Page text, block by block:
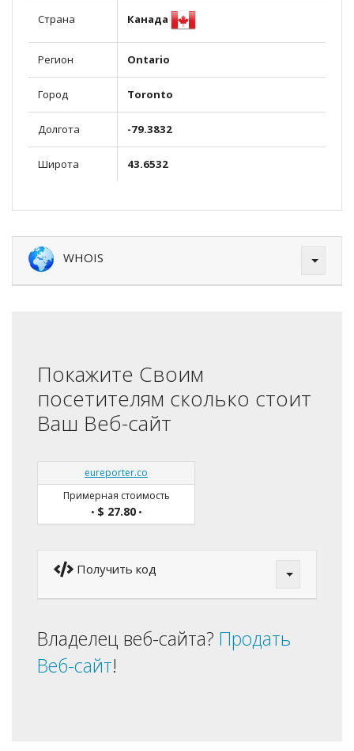
Страна Канада
Регион Ontario
Город Toronto
Долгота -79.3832
Широта 43.6532
WHOIS
Покажите Своим
посетителям сколько стоит
Ваш Веб-сайт
eureporter.co
Примерная стоимость
• $ 27.80•
Получить код
Владелец веб-сайта? Продать
Веб-сайт!